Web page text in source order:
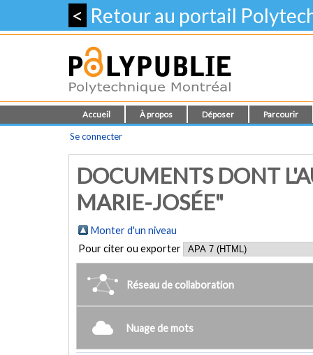
< Retour au portail
Accueil À propos Déposer Parcourir
Se connecter
DOCUMENTS DONT
MARIE-JOSÉE"
Monter d'un niveau
Pour citer ou exporter
Réseau de collaboration
Nuage de mots